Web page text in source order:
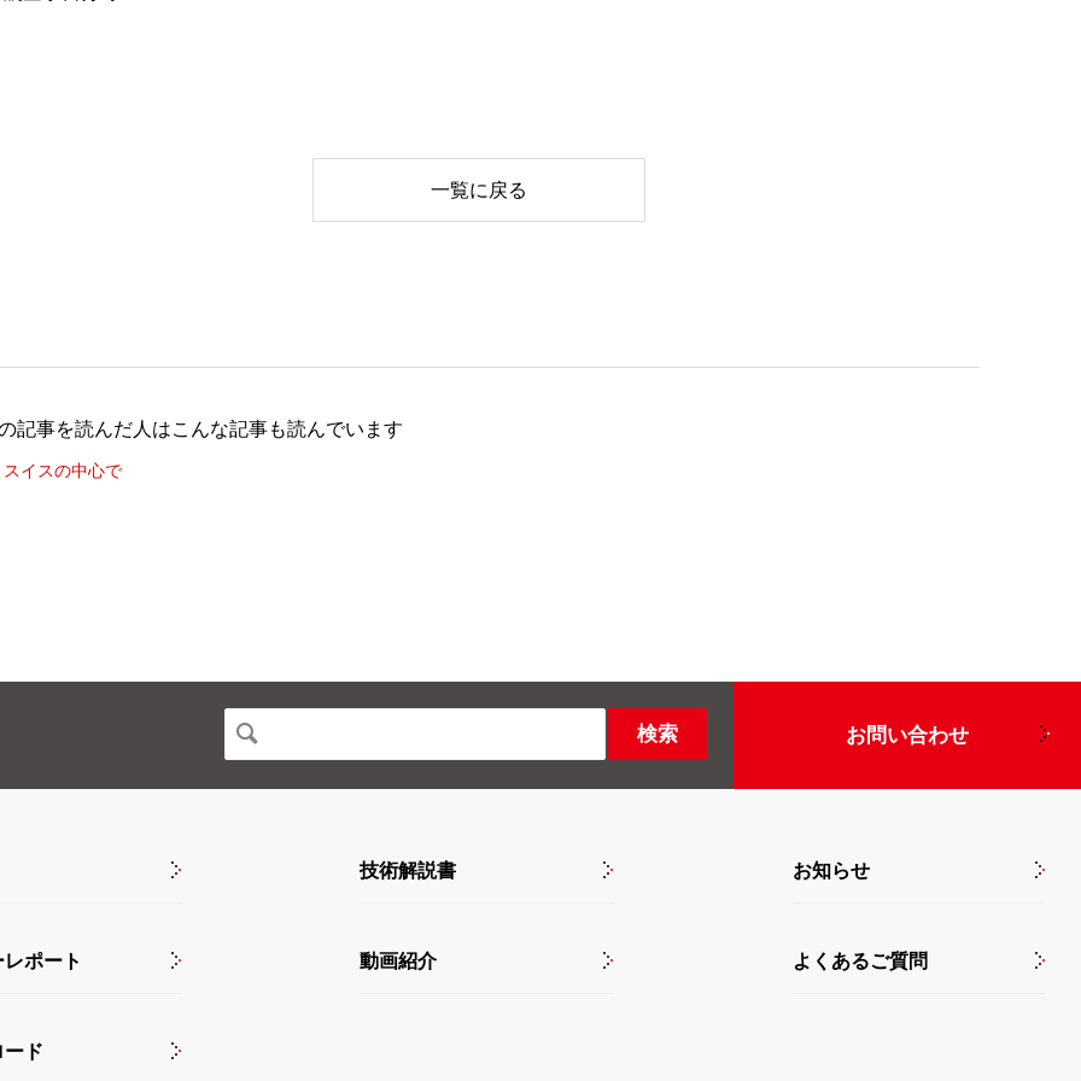
一覧に戻る
記事を読んだ人はこんな記事も読んでいます
スイスの中心で
お問い合わせ
ポート
ード
技術解説書
動画紹介
お知らせ
よくあるご質問